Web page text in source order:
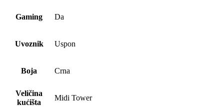
Gaming Da
Uvoznik Uspon
Boja Crna
Veličina
kućišta
Midi Tower